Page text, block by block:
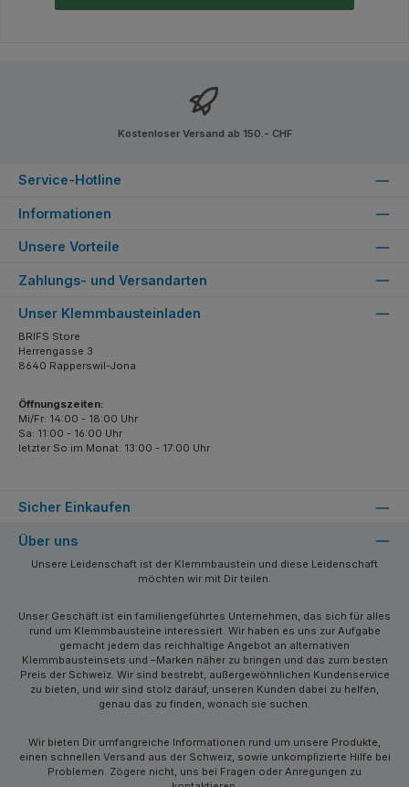
Kostenloser Versand ab 150.- CHF
Service-Hotline
Informationen
Unsere Vorteile
Zahlungs- und Versandarten
Sicher Einkaufen
Unser Klemmbausteinladen
BRIFS Store
Herrengasse 3
8640 Rapperswil-Jona
Öffnungszeiten:
Mi/Fr: 14:00 - 18:00 Uhr
Sa: 11:00 - 16:00 Uhr
letzter So im Monat: 13:00 - 17:00 Uhr
Über uns
Unsere Leidenschaft ist der Klemmbaustein und diese Leidenschaft
möchten wir mit Dir teilen.
Unser Geschäft ist ein familiengeführtes Unternehmen, das sich für alles
rund um Klemmbausteine interessiert. Wir haben es uns zur Aufgabe
gemacht jedem das reichhaltige Angebot an alternativen
Klemmbausteinsets und –Marken näher zu bringen und das zum besten
Preis der Schweiz. Wir sind bestrebt, außergewöhnlichen Kundenservice
zu bieten, und wir sind stolz darauf, unseren Kunden dabei zu helfen,
genau das zu finden, wonach sie suchen.
Wir bieten Dir umfangreiche Informationen rund um unsere Produkte,
einen schnellen Versand aus der Schweiz, sowie unkomplizierte Hilfe bei
Problemen. Zögere nicht, uns bei Fragen oder Anregungen zu